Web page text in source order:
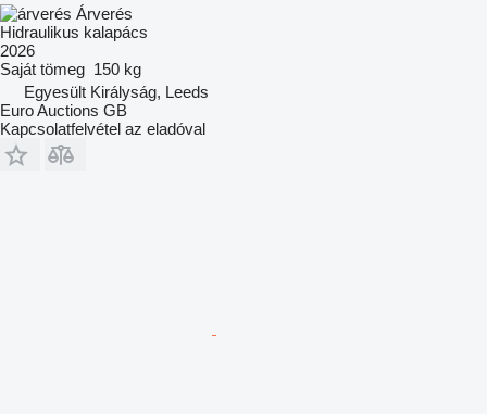
Árverés
Hidraulikus kalapács
2026
Saját tömeg 150 kg
Egyesült Királyság, Leeds
Euro Auctions GB
Kapcsolatfelvétel az eladóval